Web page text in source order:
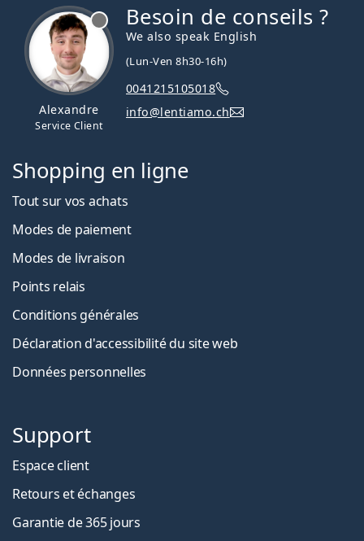
Alexandre
Service Client
Besoin de conseils ?
We also speak English
(Lun-Ven 8h30-16h)
0041215105018
info@lentiamo.ch
Shopping en ligne
Tout sur vos achats
Modes de paiement
Modes de livraison
Points relais
Conditions générales
Déclaration d'accessibilité du site web
Données personnelles
Support
Espace client
Retours et échanges
Garantie de 365 jours